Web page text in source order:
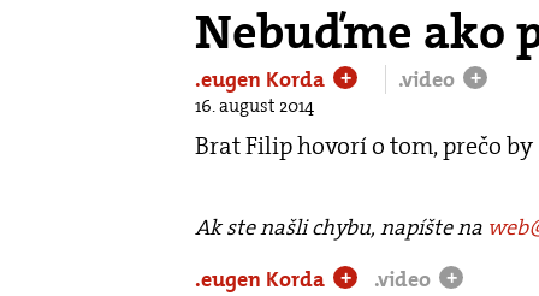
Nebuďme ako
.eugen Korda + .video +
16. august 2014
Brat Filip hovorí o tom, prečo
Ak ste našli chybu, napíšte na
.eugen Korda
+ .video +